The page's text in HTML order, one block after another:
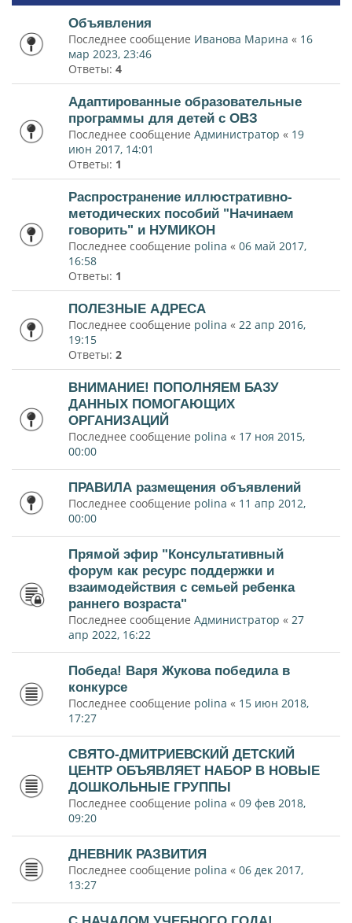
Объявления
Последнее сообщение Иванова Марина « 16
мар 2023, 23:46
Ответы: 4
Адаптированные образовательные
программы для детей с ОВЗ
Последнее сообщение Администратор « 19
июн 2017, 14:01
Ответы: 1
Распространение иллюстративно-
методических пособий "Начинаем
говорить" и НУМИКОН
Последнее сообщение polina « 06 май 2017,
16:58
Ответы: 1
ПОЛЕЗНЫЕ АДРЕСА
Последнее сообщение polina « 22 апр 2016,
19:15
Ответы: 2
ВНИМАНИЕ! ПОПОЛНЯЕМ БАЗУ
ДАННЫХ ПОМОГАЮЩИХ
ОРГАНИЗАЦИЙ
Последнее сообщение polina « 17 ноя 2015,
00:00
ПРАВИЛА размещения объявлений
Последнее сообщение polina « 11 апр 2012,
00:00
Прямой эфир "Консультативный
форум как ресурс поддержки и
взаимодействия с семьей ребенка
раннего возраста"
Последнее сообщение Администратор « 27
апр 2022, 16:22
Победа! Варя Жукова победила в
конкурсе
Последнее сообщение polina « 15 июн 2018,
17:27
СВЯТО-ДМИТРИЕВСКИЙ ДЕТСКИЙ
ЦЕНТР ОБЪЯВЛЯЕТ НАБОР В НОВЫЕ
ДОШКОЛЬНЫЕ ГРУППЫ
Последнее сообщение polina « 09 фев 2018,
09:20
ДНЕВНИК РАЗВИТИЯ
Последнее сообщение polina « 06 дек 2017,
13:27